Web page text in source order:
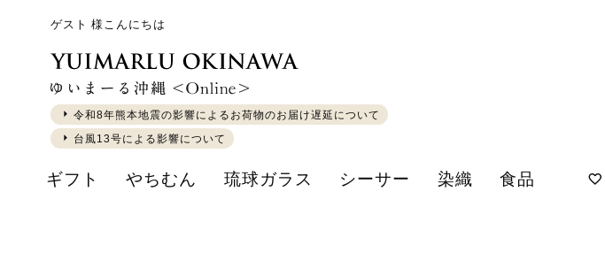
ゲスト 様こんにちは
令和8年熊本地震の影響によるお荷物のお届け遅延について
台風13号による影響について
ギフト やちむん 琉球ガラス シーサー 染織 食品